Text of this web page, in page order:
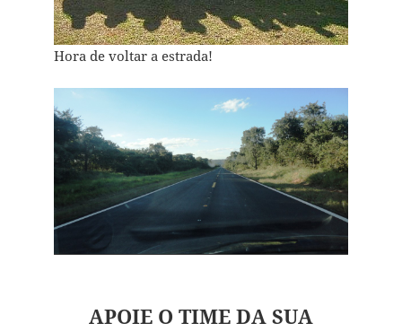
Hora de voltar a estrada!
APOIE O TIME DA SUA